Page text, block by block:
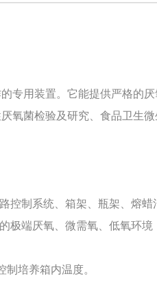
专用装置。它能提供严格的
氧菌检验及研究、食品卫生
制系统、箱架、瓶架、熔蜡
端厌氧、微需氧、低氧环境
培养箱内温度。